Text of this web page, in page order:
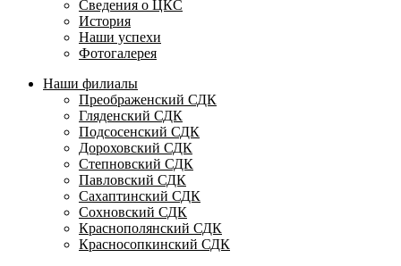
Сведения о ЦКС
История
Наши успехи
Фотогалерея
Наши филиалы
Преображенский СДК
Гляденский СДК
Подсосенский СДК
Дороховский СДК
Степновский СДК
Павловский СДК
Сахаптинский СДК
Сохновский СДК
Краснополянский СДК
Красносопкинский СДК